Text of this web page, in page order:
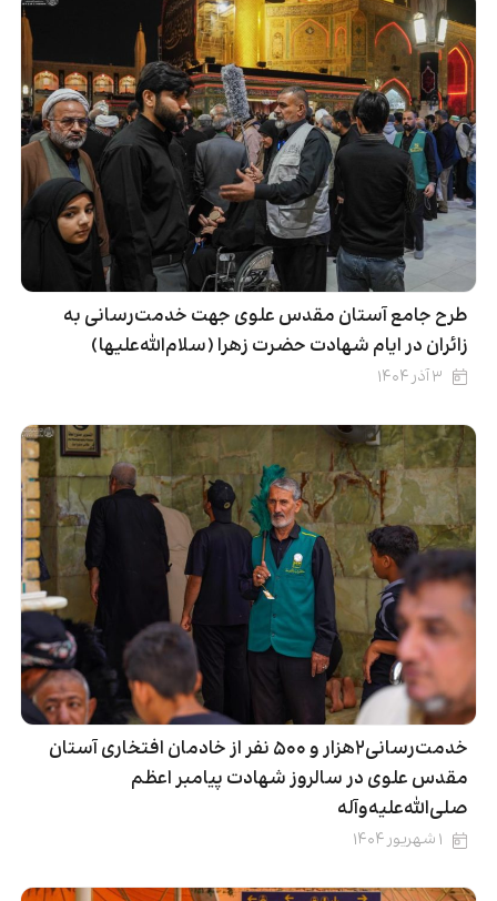
طرح جامع آستان مقدس علوی جهت خدمت‌رسانی به
زائران در ایام شهادت حضرت زهرا (سلام‌الله‌علیها)
۳ آذر ۱۴۰۴
خدمت‌رسانی۲هزار و ۵۰۰ نفر از خادمان افتخاری آستان
مقدس علوی در سالروز شهادت پیامبر اعظم
صلى‌الله‌علیه‌وآله
۱ شهریور ۱۴۰۴